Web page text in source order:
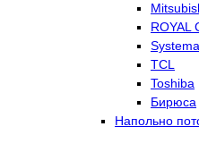
ROYAL
TCL
Toshiba
Бирюса
Напольно